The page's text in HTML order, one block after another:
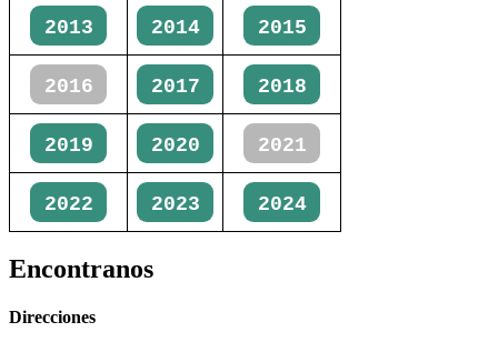
2013 2014 2015
2016 2017 2018
2019 2020 2021
2022 2023 2024
Encontranos
Direcciones